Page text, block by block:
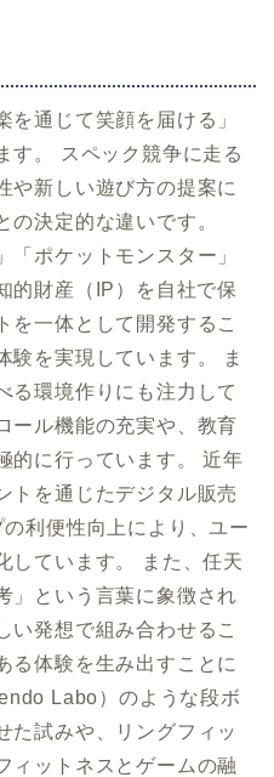
通じて笑顔を届ける」
す。 スペック競争に走る
や新しい遊び方の提案に
の決定的な違いです。
「ポケットモンスター」
的財産（IP）を自社で保
を一体として開発するこ
験を実現しています。 ま
る環境作りにも注力して
ール機能の充実や、教育
的に行っています。 近年
トを通じたデジタル販売
利便性向上により、ユー
しています。 また、任天
」という言葉に象徴され
い発想で組み合わせるこ
る体験を生み出すことに
Labo）のような段ボ
た試みや、リングフィッ
ィットネスとゲームの融